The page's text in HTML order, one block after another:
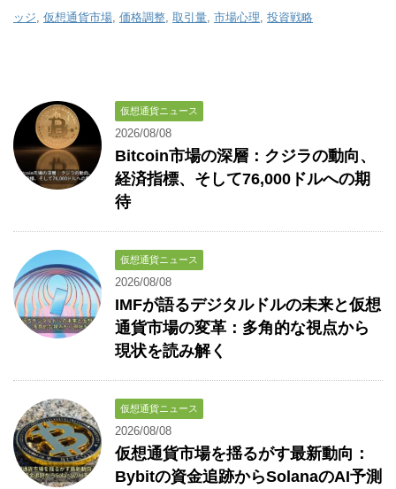
ッジ 仮想通貨市場 価格調整 取引量 市場心理 投資戦略
仮想通貨ニュース
2026/08/08
Bitcoin市場の深層：クジラの動向、
経済指標、そして76,000ドルへの期
待
仮想通貨ニュース
2026/08/08
IMFが語るデジタルドルの未来と仮想
通貨市場の変革：多角的な視点から
現状を読み解く
仮想通貨ニュース
2026/08/08
仮想通貨市場を揺るがす最新動向：
Bybitの資金追跡からSolanaのAI予測